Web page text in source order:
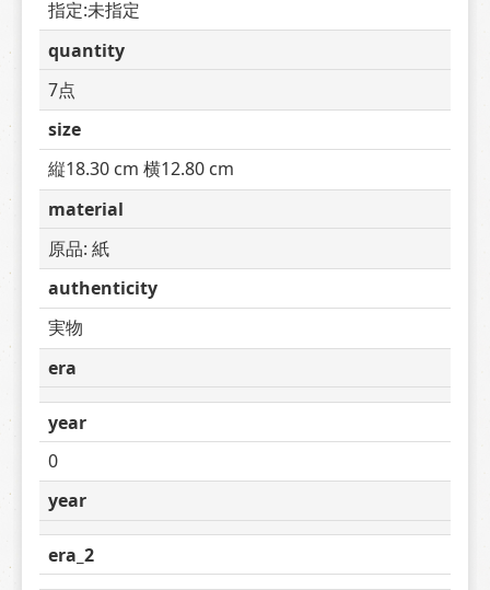
指定:未指定
quantity
7点
size
縦18.30 cm 横12.80 cm
material
原品: 紙
authenticity
実物
era
year
0
year
era_2